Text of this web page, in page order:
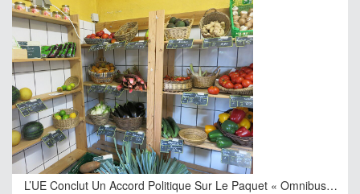
L’UE Conclut Un Accord Politique Sur Le Paquet « Omnibus…